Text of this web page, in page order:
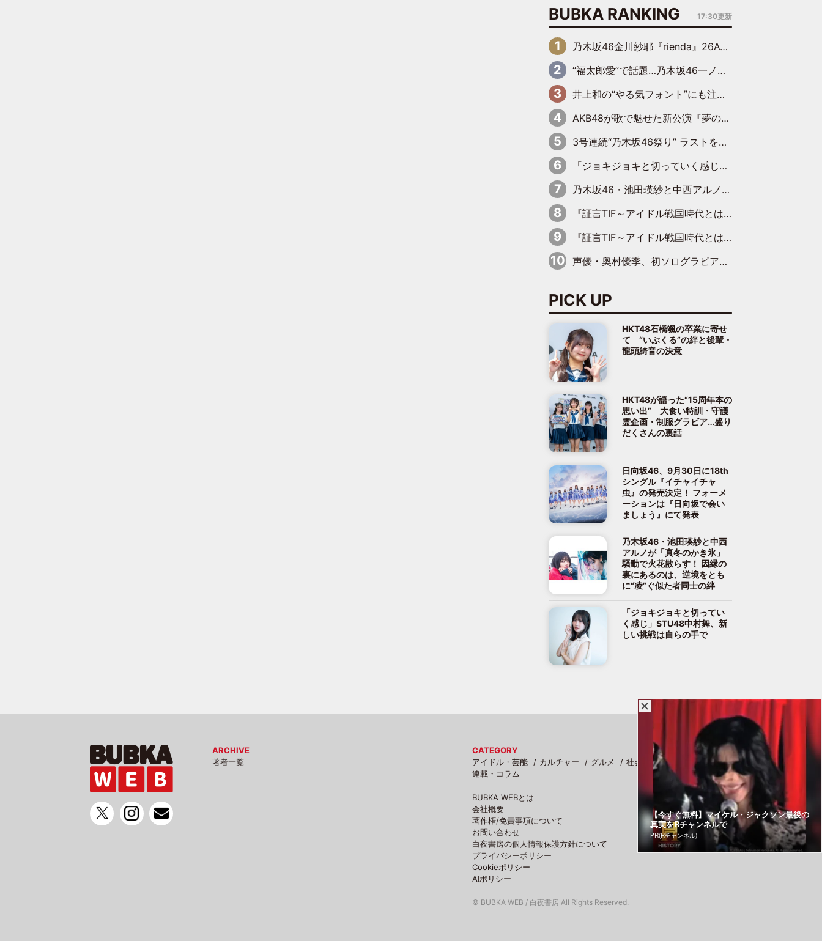
BUBKA RANKING 17:30更新
乃木坂46金川紗耶『rienda』26AW LOOKモデルに就任
“福太郎愛”で話題…乃木坂46一ノ瀬美空、地元福岡『めんべい25周年トップサポーター』に就任
井上和の“やる気フォント”にも注目 乃木坂46が挑んだ書道パフォーマンスの舞台裏
AKB48が歌で魅せた新公演『夢のポップスター』 初日から全身全霊のステージ
3号連続“乃木坂46祭り” ラストを飾るのは賀喜遥香…5年ぶりの登場に「5年分大人になった私を見ていただけたら」
「ジョキジョキと切っていく感じ」STU48中村舞、新しい挑戦は自らの手で
乃木坂46・池田瑛紗と中西アルノが「真冬のかき氷」騒動で火花散らす！ 因縁の裏にあるのは、逆境をともに“凌”ぐ似た者同士の絆
『証言TIF～アイドル戦国時代とはなんだったのか～』第11回：私立恵比寿中学・真山りか×安本彩花「TIFで10年ぶりのキョンシーメイクをしたら、場を完全に引かせてしまって。時代が変わったんだなって」
『証言TIF～アイドル戦国時代とはなんだったのか～』第6回：でんぱ組.inc・古川未鈴×相沢梨紗「『ハロプロやりたかったな』って言ったら、夢眠ねむさんに『てめえはでんぱ組．incなんだよ！』って肩パンされて(笑)」
声優・奥村優季、初ソログラビアで初ソロ表紙を飾る！ 初めて見せる表情や、声優を志したきっかけなどを語った必読のインタビューを掲載
PICK UP
HKT48石橋颯の卒業に寄せ
て “いぶくる”の絆と後輩・
龍頭綺音の決意
HKT48が語った“15周年本の
思い出” 大食い特訓・守護
霊企画・制服グラビア…盛り
だくさんの裏話
日向坂46、9月30日に18th
シングル『イチャイチャ
虫』の発売決定！ フォーメ
ーションは『日向坂で会い
ましょう』にて発表
乃木坂46・池田瑛紗と中西
アルノが「真冬のかき氷」
騒動で火花散らす！ 因縁の
裏にあるのは、逆境をとも
に“凌”ぐ似た者同士の絆
「ジョキジョキと切ってい
く感じ」STU48中村舞、新
しい挑戦は自らの手で
ARCHIVE
著者一覧
CATEGORY
アイドル・芸能
カルチャー グルメ 社会
スポーツ
連載・コラム
BUBKA WEBとは
会社概要
著作権/免責事項について
お問い合わせ
白夜書房の個人情報保護方針について
プライバシーポリシー
Cookieポリシー
AIポリシー
© BUBKA WEB / 白夜書房 All Rights Reserved.
【今すぐ無料】マイケル・ジャクソン最後の
真実をRチャンネルで
PR(Rチャンネル)